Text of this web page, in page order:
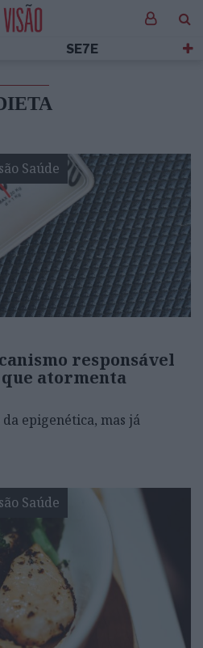
SE7E
Saúde
responsável
atormenta
epigenética, mas já
Saúde